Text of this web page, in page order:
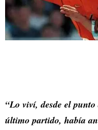
“Lo viví, desde el
último partido, había